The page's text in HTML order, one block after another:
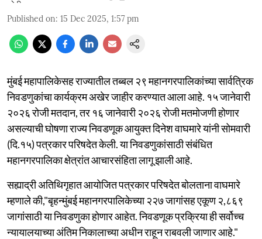
Published on: 15 Dec 2025, 1:57 pm
मुंबई महापालिकेसह राज्यातील तब्बल २९ महानगरपालिकांच्या सार्वत्रिक
निवडणुकांचा कार्यक्रम अखेर जाहीर करण्यात आला आहे. १५ जानेवारी
२०२६ रोजी मतदान, तर १६ जानेवारी २०२६ रोजी मतमोजणी होणार
असल्याची घोषणा राज्य निवडणूक आयुक्त दिनेश वाघमारे यांनी सोमवारी
(दि.१५) पत्रकार परिषदेत केली. या निवडणुकांसाठी संबंधित
महानगरपालिका क्षेत्रांत आचारसंहिता लागू झाली आहे.
सह्याद्री अतिथिगृहात आयोजित पत्रकार परिषदेत बोलताना वाघमारे
म्हणाले की,"बृहन्मुंबई महानगरपालिकेच्या २२७ जागांसह एकूण २,८६९
जागांसाठी या निवडणुका होणार आहेत. निवडणूक प्रक्रिया ही सर्वोच्च
न्यायालयाच्या अंतिम निकालाच्या अधीन राहून राबवली जाणार आहे."